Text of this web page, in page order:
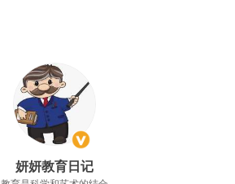
妍妍教育日记